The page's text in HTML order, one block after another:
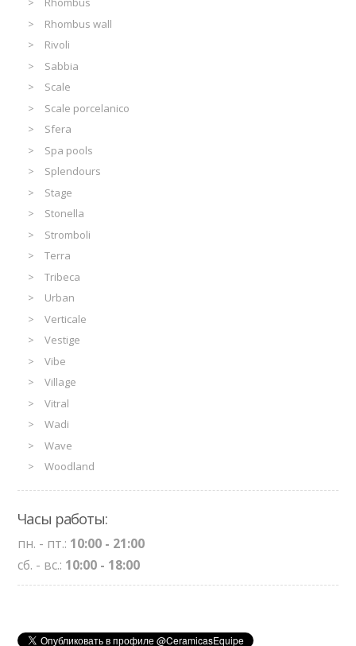
Rhombus wall
Rivoli
Sabbia
Scale
Scale porcelanico
Sfera
Spa pools
Splendours
Stage
Stonella
Stromboli
Terra
Tribeca
Urban
Verticale
Vestige
Vibe
Village
Vitral
Wadi
Wave
Woodland
Часы работы:
пн. - пт.: 10:00 - 21:00
сб. - вс.: 10:00 - 18:00